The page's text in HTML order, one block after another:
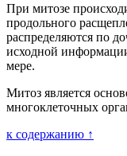
При митозе
продольного
распределяются по
исходной
мере.
Митоз является
многоклеточных
к содержанию ↑